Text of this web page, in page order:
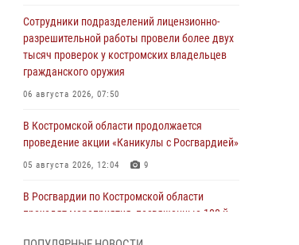
Сотрудники подразделений лицензионно-
разрешительной работы провели более двух
тысяч проверок у костромских владельцев
гражданского оружия
06 августа 2026, 07:50
В Костромской области продолжается
проведение акции «Каникулы с Росгвардией»
05 августа 2026, 12:04 9
В Росгвардии по Костромской области
проходят мероприятия, посвященные 108-й